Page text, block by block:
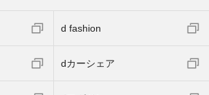
d fashion
dカーシェア